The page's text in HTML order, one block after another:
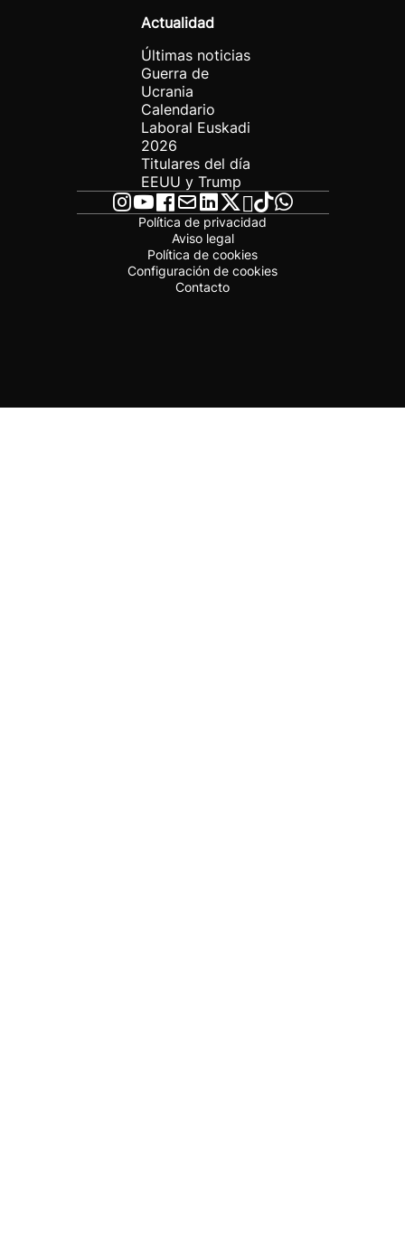
Actualidad
Últimas noticias
Guerra de
Ucrania
Calendario
Laboral Euskadi
2026
Titulares del día
EEUU y Trump
Política de privacidad
Aviso legal
Política de cookies
Configuración de cookies
Contacto